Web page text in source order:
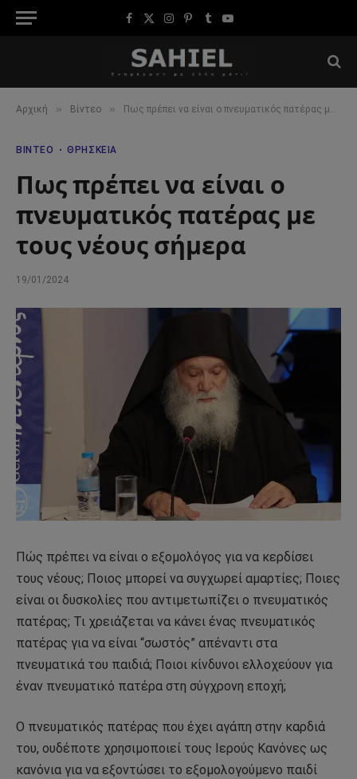
Facebook
X
Instagram
Pinterest
TumblrYouTube
Αρχική » Βίντεο » Πως πρέπει να είναι ο πνευματικός πατέρας με τους νέους σήμερα
ΒΊΝΤΕΟ ΘΡΗΣΚΕΊΑ
Πως πρέπει να είναι ο
πνευματικός πατέρας με
τους νέους σήμερα
19/01/2024
Πώς πρέπει να είναι ο εξομολόγος για να κερδίσει
τους νέους; Ποιος μπορεί να συγχωρεί αμαρτίες; Ποιες
είναι οι δυσκολίες που αντιμετωπίζει ο πνευματικός
πατέρας; Τι χρειάζεται να κάνει ένας πνευματικός
πατέρας για να είναι “σωστός” απέναντι στα
πνευματικά του παιδιά; Ποιοι κίνδυνοι ελλοχεύουν για
έναν πνευματικό πατέρα στη σύγχρονη εποχή;
Ο πνευματικός πατέρας που έχει αγάπη στην καρδιά
του, ουδέποτε χρησιμοποιεί τους Ιερούς Κανόνες ως
κανόνια για να εξοντώσει το εξομολογούμενο παιδί